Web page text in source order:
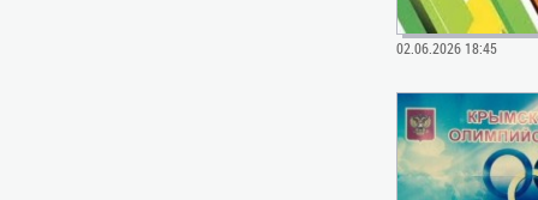
02.06.2026 18:45